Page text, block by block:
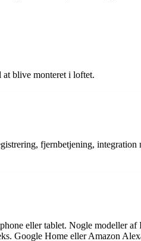
at blive monteret i loftet.
fjernbetjening, integration
eller tablet. Nogle modeller af
Google Home eller Amazon